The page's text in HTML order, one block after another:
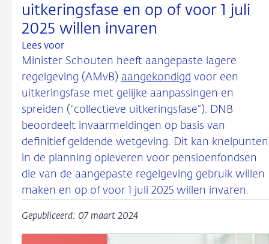
uitkeringsfase en op of voor 1 juli
2025 willen invaren
Lees voor
Minister Schouten heeft aangepaste lagere
regelgeving (AMvB) aangekondigd voor een
uitkeringsfase met gelijke aanpassingen en
spreiden ("collectieve uitkeringsfase”). DNB
beoordeelt invaarmeldingen op basis van
definitief geldende wetgeving. Dit kan knelpunten
in de planning opleveren voor pensioenfondsen
die van de aangepaste regelgeving gebruik willen
maken en op of voor 1 juli 2025 willen invaren.
Gepubliceerd: 07 maart 2024